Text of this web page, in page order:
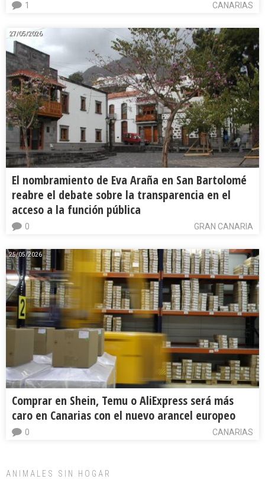
CANARIAS
1
27/05/2026
El nombramiento de Eva Araña en San Bartolomé
reabre el debate sobre la transparencia en el
acceso a la función pública
GRAN CANARIA
0
25/05/2026
Comprar en Shein, Temu o AliExpress será más
caro en Canarias con el nuevo arancel europeo
CANARIAS
0
ANIMALES SIN HOGAR